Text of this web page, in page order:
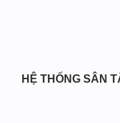
HỆ THỐNG SÂN